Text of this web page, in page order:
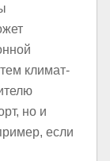
климат-
но и
если